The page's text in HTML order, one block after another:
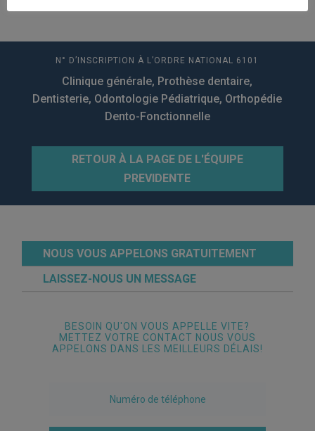
N° D’INSCRIPTION À L’ORDRE NATIONAL 6101
Clinique générale, Prothèse dentaire,
Dentisterie, Odontologie Pédiatrique, Orthopédie
Dento-Fonctionnelle
RETOUR À LA PAGE DE L'ÉQUIPE
PREVIDENTE
NOUS VOUS APPELONS GRATUITEMENT
LAISSEZ-NOUS UN MESSAGE
BESOIN QU'ON VOUS APPELLE VITE?
METTEZ VOTRE CONTACT NOUS VOUS
APPELONS DANS LES MEILLEURS DÉLAIS!